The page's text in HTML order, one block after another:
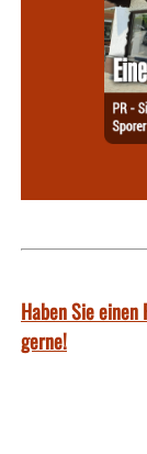
Haben Sie
gerne!